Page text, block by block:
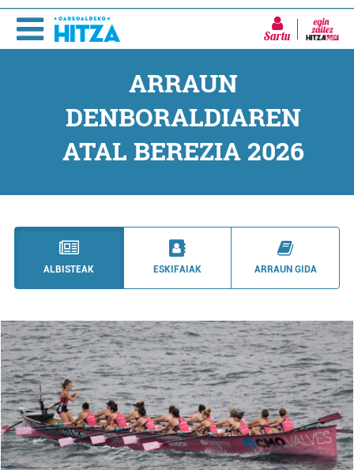
Sartu
ARRAUN
DENBORALDIAREN
ATAL BEREZIA 2026
ALBISTEAK ESKIFAIAK ARRAUN GIDA